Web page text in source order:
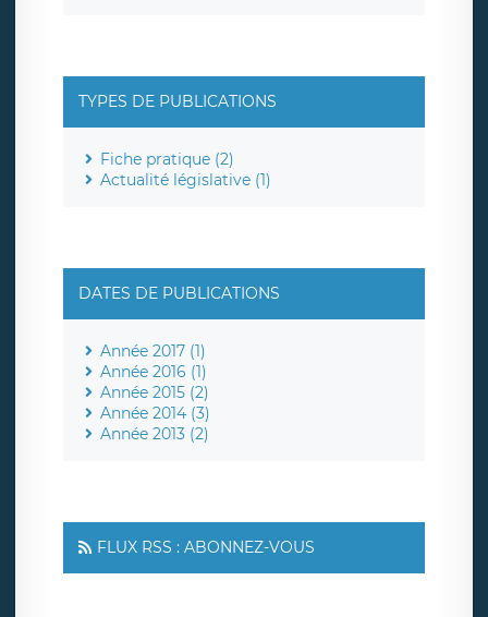
TYPES DE PUBLICATIONS
Fiche pratique (2)
Actualité législative (1)
DATES DE PUBLICATIONS
Année 2017 (1)
Année 2016 (1)
Année 2015 (2)
Année 2014 (3)
Année 2013 (2)
FLUX RSS : ABONNEZ-VOUS